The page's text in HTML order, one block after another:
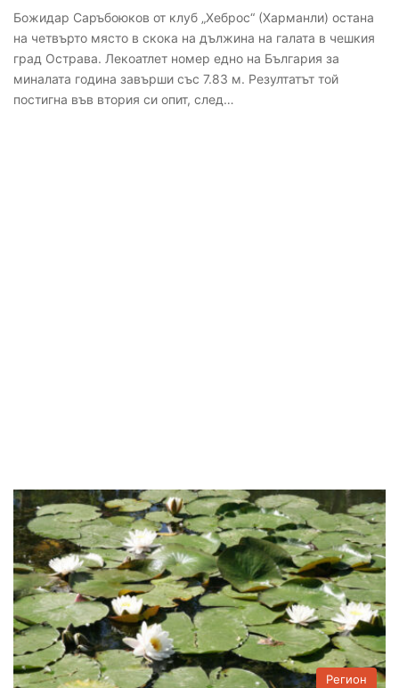
Божидар Саръбоюков от клуб „Хеброс“ (Харманли) остана
на четвърто място в скока на дължина на галата в чешкия
град Острава. Лекоатлет номер едно на България за
миналата година завърши със 7.83 м. Резултатът той
постигна във втория си опит, след…
Регион